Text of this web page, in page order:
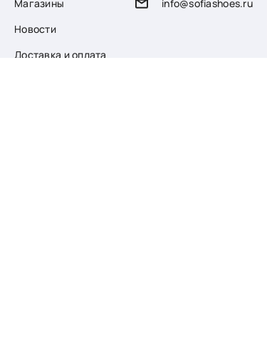
Магазины
Новости
Доставка и оплата
info@sofiashoes.ru